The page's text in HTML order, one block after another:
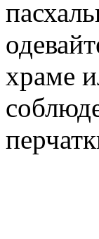
храме